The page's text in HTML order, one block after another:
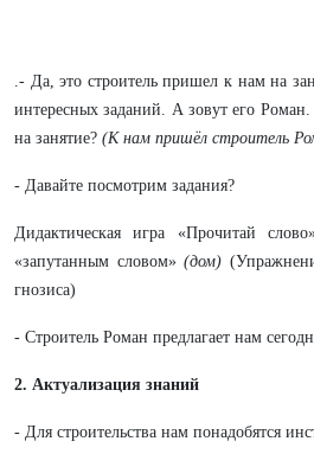
.- Да, это строитель пришел к нам на
интересных заданий. А зовут его
на занятие? (К нам пришёл строитель
- Давайте посмотрим задания?
Дидактическая игра «Прочитай
«запутанным словом» (дом)
гнозиса)
- Строитель Роман предлагает нам
2. Актуализация знаний
- Для строительства нам понадобятся